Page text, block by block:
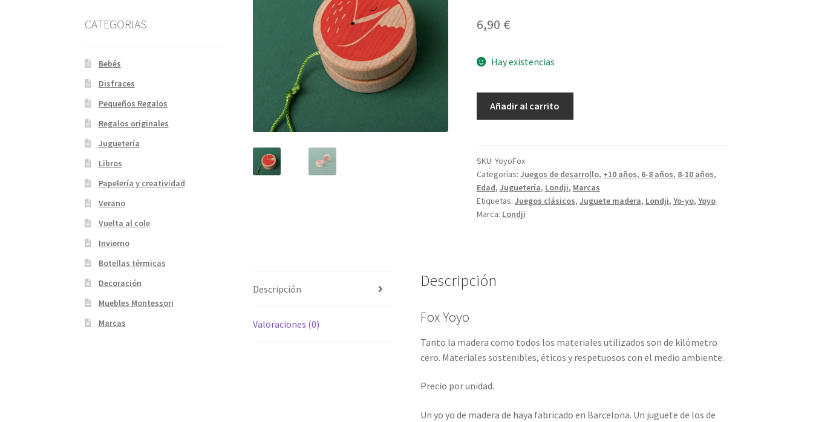
6,90 €
Hay existencias
Añadir al carrito
SKU: YoyoFox
Categorías: Juegos de desarrollo, +10 años, 6-8 años, 8-10 años,
Edad, Juguetería, Londji, Marcas
Etiquetas: Juegos clásicos, Juguete madera, Londji, Yo-yo, Yoyo
Marca: Londji
Descripción
Valoraciones (0)
Descripción
Fox Yoyo
Tanto la madera como todos los materiales utilizados son de kilómetro
cero. Materiales sostenibles, éticos y respetuosos con el medio ambiente.
Precio por unidad.
Un yo yo de madera de haya fabricado en Barcelona. Un juguete de los de
CATEGORIAS
Bebés
Disfraces
Pequeños Regalos
Regalos originales
Juguetería
Libros
Papelería y creatividad
Verano
Vuelta al cole
Invierno
Botellas térmicas
Decoración
Muebles Montessori
Marcas